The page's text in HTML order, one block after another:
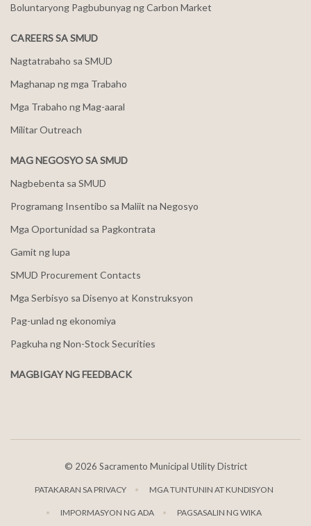
Boluntaryong Pagbubunyag ng Carbon Market
CAREERS SA SMUD
Nagtatrabaho sa SMUD
Maghanap ng mga Trabaho
Mga Trabaho ng Mag-aaral
Militar Outreach
MAG NEGOSYO SA SMUD
Nagbebenta sa SMUD
Programang Insentibo sa Maliit na Negosyo
Mga Oportunidad sa Pagkontrata
Gamit ng lupa
SMUD Procurement Contacts
Mga Serbisyo sa Disenyo at Konstruksyon
Pag-unlad ng ekonomiya
Pagkuha ng Non-Stock Securities
MAGBIGAY NG FEEDBACK
© 2026 Sacramento Municipal Utility District
PATAKARAN SA PRIVACY MGA TUNTUNIN AT KUNDISYON
IMPORMASYON NG ADA PAGSASALIN NG WIKA